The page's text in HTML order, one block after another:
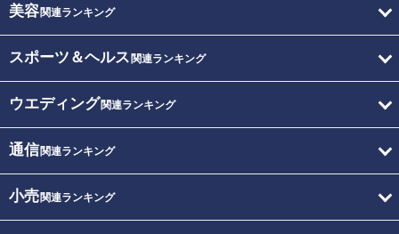
美容関連ランキング
スポーツ＆ヘルス 関連ランキング
ウエディング関連ランキング
通信関連ランキング
小売関連ランキング